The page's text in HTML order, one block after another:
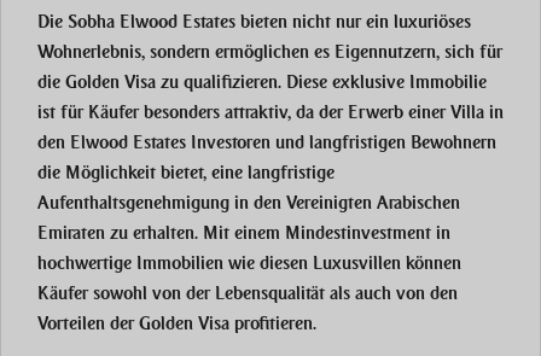
Die Sobha Elwood Estates bieten nicht nur ein luxuriöses
Wohnerlebnis, sondern ermöglichen es Eigennutzern, sich für
die Golden Visa zu qualifizieren. Diese exklusive Immobilie
ist für Käufer besonders attraktiv, da der Erwerb einer Villa in
den Elwood Estates Investoren und langfristigen Bewohnern
die Möglichkeit bietet, eine langfristige
Aufenthaltsgenehmigung in den Vereinigten Arabischen
Emiraten zu erhalten. Mit einem Mindestinvestment in
hochwertige Immobilien wie diesen Luxusvillen können
Käufer sowohl von der Lebensqualität als auch von den
Vorteilen derGolden Visa profitieren.